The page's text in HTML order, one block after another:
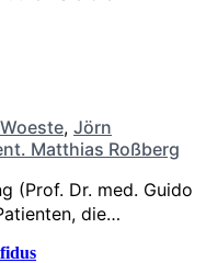
, Jörn
Matthias Roßberg
(Prof. Dr. med. Guido
die…